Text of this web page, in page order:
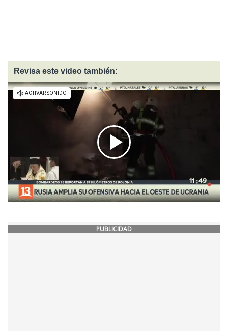
Revisa este video también:
PUBLICIDAD